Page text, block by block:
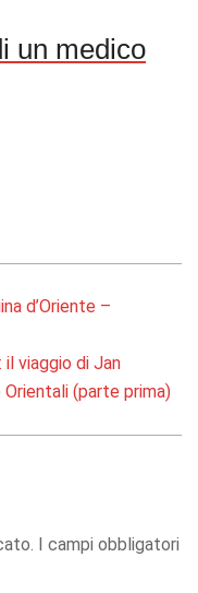
un medico
d’Oriente –
il viaggio di Jan
(parte prima)
I campi obbligatori